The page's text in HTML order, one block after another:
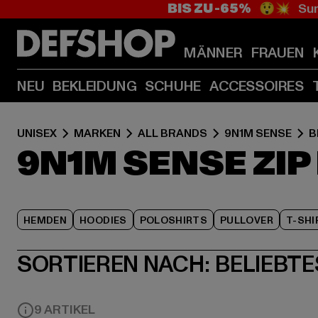
BIS ZU -65% 😲💥
MÄNNER FRAUEN
NEU BEKLEIDUNG SCHUHE ACCESSOIRES
UNISEX MARKEN ALL BRANDS 9N1M SENSE
9N1M SENSE
HEMDEN HOODIES POLOSHIRTS PULLOVER T-
SORTIEREN NACH:
9 ARTIKEL